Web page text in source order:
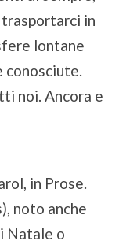
trasportarci in
lontane
conosciute.
noi. Ancora e
in Prose.
noto anche
Natale o